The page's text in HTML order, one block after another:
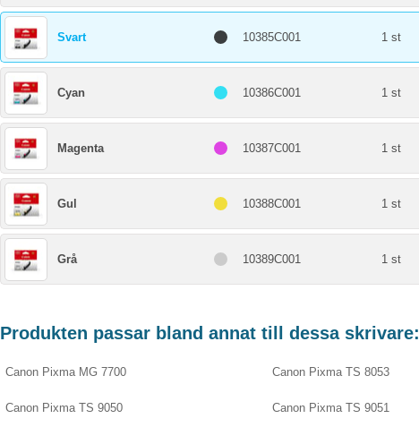
Svart 10385C001 1 st
Cyan 10386C001 1 st
Magenta 10387C001 1 st
Gul 10388C001 1 st
Grå 10389C001 1 st
Produkten passar bland annat till dessa skrivare:
Canon Pixma MG 7700 Canon Pixma TS 8053
Canon Pixma TS 9050 Canon Pixma TS 9051